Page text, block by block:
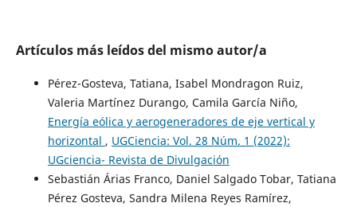
Artículos más leídos del mismo autor/a
Pérez-Gosteva, Tatiana, Isabel Mondragon Ruiz,
Valeria Martínez Durango, Camila García Niño,
Energía eólica y aerogeneradores de eje vertical y
horizontal , UGCiencia: Vol. 28 Núm. 1 (2022):
UGciencia- Revista de Divulgación
Sebastián Árias Franco, Daniel Salgado Tobar, Tatiana
Pérez Gosteva, Sandra Milena Reyes Ramírez,